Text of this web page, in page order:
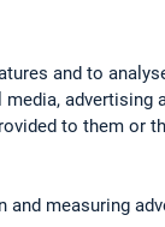
and to
advertising
to them or
and measuring